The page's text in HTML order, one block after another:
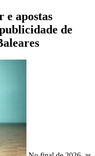
e apostas
de